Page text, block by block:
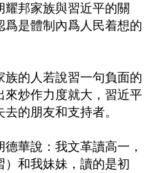
邦家族與習近平的關
是體制內爲人民着想的
的人若說習一句負面的
來炒作力度就大，習近平
的朋友和支持者。
華說：我文革讀高一，
和我妹妹，讀的是初